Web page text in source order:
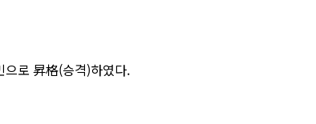
로 昇格(승격)하였다.